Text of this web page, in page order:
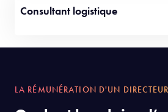
Consultant logistique
LA RÉMUNÉRATION D'UN